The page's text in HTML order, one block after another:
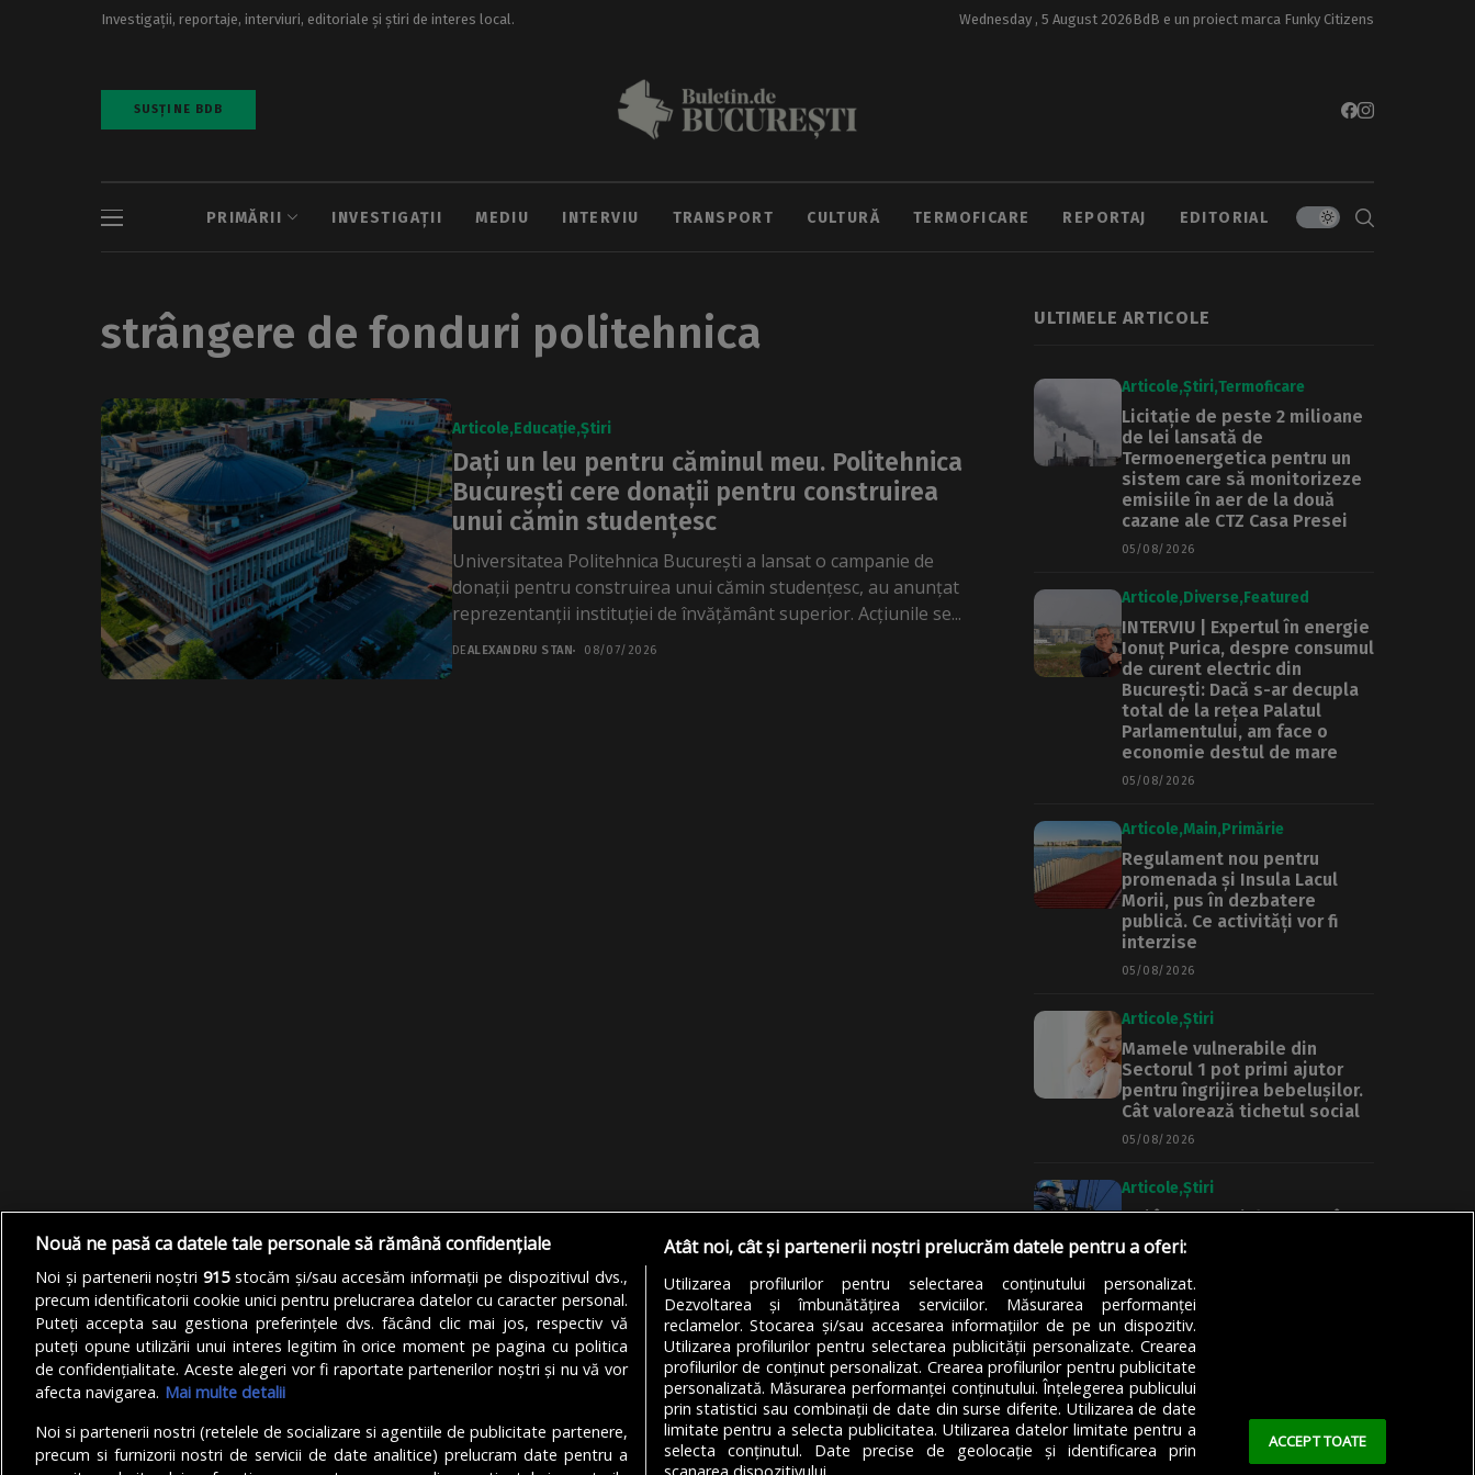
Investigații, reportaje, interviuri, editoriale și știri de interes local. Wednesday , 5 August 2026BdB e un proiect marca Funky Citizens
SUSȚINE BDB
PRIMĂRII INVESTIGAȚII MEDIU INTERVIU TRANSPORT CULTURĂ TERMOFICARE REPORTAJ EDITORIAL
strângere de fonduri politehnica
Articole Educație Știri
Dați un leu pentru căminul meu. Politehnica
București cere donații pentru construirea
unui cămin studențesc
Universitatea Politehnica București a lansat o campanie de
donații pentru construirea unui cămin studențesc, au anunțat
reprezentanții instituției de învățământ superior. Acțiunile se...
DEALEXANDRU STAN 08/07/2026
ULTIMELE ARTICOLE
Articole Știri Termoficare
Licitație de peste 2 milioane
de lei lansată de
Termoenergetica pentru un
sistem care să monitorizeze
emisiile în aer de la două
cazane ale CTZ Casa Presei
05/08/2026
Articole Diverse Featured
INTERVIU | Expertul în energie
Ionuț Purica, despre consumul
de curent electric din
București: Dacă s-ar decupla
total de la rețea Palatul
Parlamentului, am face o
economie destul de mare
05/08/2026
Articole Main Primărie
Regulament nou pentru
promenada și Insula Lacul
Morii, pus în dezbatere
publică. Ce activități vor fi
interzise
05/08/2026
Articole Știri
Mamele vulnerabile din
Sectorul 1 pot primi ajutor
pentru îngrijirea bebelușilor.
Cât valorează tichetul social
05/08/2026
Articole Știri
Noi întreruperi de curent în
București, Ilfov și Giurgiu.
Rețele Electrice Muntenia
transmite lista actualizată a
străzilor afectate
05/08/2026
MODIFICĂ SETĂRILE COOKIES
Nouă ne pasă ca datele tale personale să rămână confidențiale
Noi și partenerii noștri915stocăm și/sau accesăm informații pe dispozitivul dvs.,
precum identificatorii cookie unici pentru prelucrarea datelor cu caracter personal.
Puteți accepta sau gestiona preferințele dvs. făcând clic mai jos, respectiv vă
puteți opune utilizării unui interes legitim în orice moment pe pagina cu politica
de confidențialitate. Aceste alegeri vor fi raportate partenerilor noștri și nu vă vor
afecta navigarea. Mai multe detalii
Noi si partenerii nostri (retelele de socializare si agentiile de publicitate partenere,
precum si furnizorii nostri de servicii de date analitice) prelucram date pentru a
Atât noi, cât și partenerii noștri prelucrăm datele pentru a oferi:
Utilizarea profilurilor pentru selectarea conținutului personalizat.
Dezvoltarea și îmbunătățirea serviciilor. Măsurarea performanței
reclamelor. Stocarea și/sau accesarea informațiilor de pe un dispozitiv.
Utilizarea profilurilor pentru selectarea publicității personalizate. Crearea
profilurilor de conținut personalizat. Crearea profilurilor pentru publicitate
personalizată. Măsurarea performanței conținutului. Înțelegerea publicului
prin statistici sau combinații de date din surse diferite. Utilizarea de date
limitate pentru a selecta publicitatea. Utilizarea datelor limitate pentru a
selecta conținutul. Date precise de geolocație și identificarea prin
ACCEPT TOATE